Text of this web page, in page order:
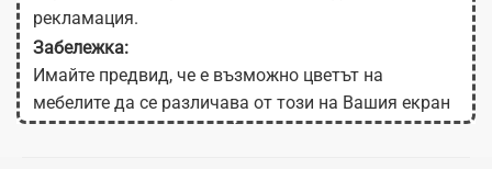
рекламация.
Забележка:
Имайте предвид, че е възможно цветът на
мебелите да се различава от този на Вашия екран
в зависимост от настройките на монитора.